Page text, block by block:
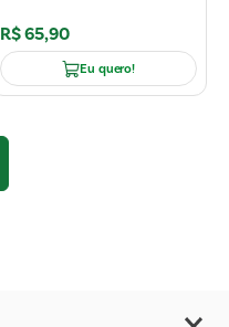
R$65,90
Eu quero!